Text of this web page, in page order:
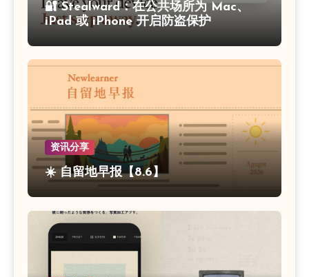
🔐 Stealward：在公共场所为 Mac、
iPad 或 iPhone 开启防盗保护
资讯分享
☀️ 自留地早报【8.6】